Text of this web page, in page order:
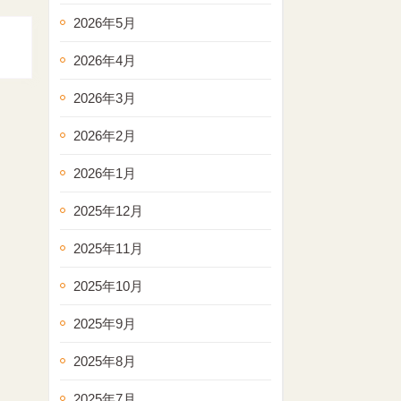
2026年5月
2026年4月
2026年3月
2026年2月
2026年1月
2025年12月
2025年11月
2025年10月
2025年9月
2025年8月